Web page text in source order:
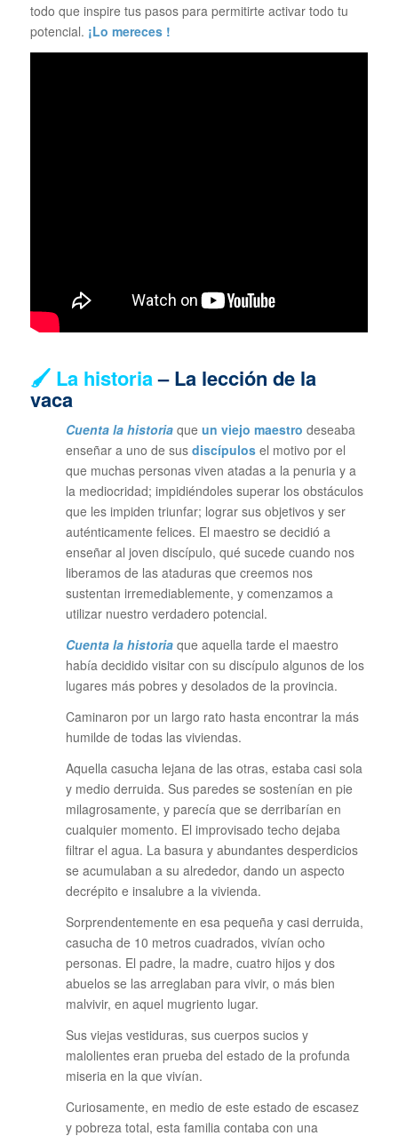
todo que inspire tus pasos para permitirte activar todo tu
potencial. ¡Lo mereces !
🖌 La historia– La lección de la
vaca
Cuenta la historiaque un viejo maestro deseaba
enseñar a uno de sus discípulosel motivo por el
que muchas personas viven atadas a la penuria y a
la mediocridad; impidiéndoles superar los obstáculos
que les impiden triunfar; lograr sus objetivos y ser
auténticamente felices. El maestro se decidió a
enseñar al joven discípulo, qué sucede cuando nos
liberamos de las ataduras que creemos nos
sustentan irremediablemente, y comenzamos a
utilizar nuestro verdadero potencial.
Cuenta la historiaque aquella tarde el maestro
había decidido visitar con su discípulo algunos de los
lugares más pobres y desolados de la provincia.
Caminaron por un largo rato hasta encontrar la más
humilde de todas las viviendas.
Aquella casucha lejana de las otras, estaba casi sola
y medio derruida. Sus paredes se sostenían en pie
milagrosamente, y parecía que se derribarían en
cualquier momento. El improvisado techo dejaba
filtrar el agua. La basura y abundantes desperdicios
se acumulaban a su alrededor, dando un aspecto
decrépito e insalubre a la vivienda.
Sorprendentemente en esa pequeña y casi derruida,
casucha de 10 metros cuadrados, vivían ocho
personas. El padre, la madre, cuatro hijos y dos
abuelos se las arreglaban para vivir, o más bien
malvivir, en aquel mugriento lugar.
Sus viejas vestiduras, sus cuerpos sucios y
malolientes eran prueba del estado de la profunda
miseria en la que vivían.
Curiosamente, en medio de este estado de escasez
y pobreza total, esta familia contaba con una